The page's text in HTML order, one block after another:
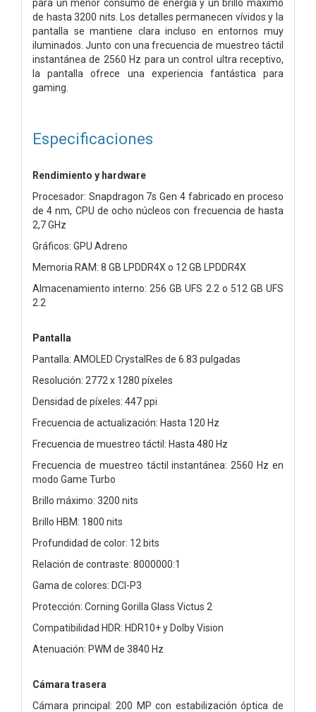
para un menor consumo de energía y un brillo máximo
de hasta 3200 nits. Los detalles permanecen vívidos y la
pantalla se mantiene clara incluso en entornos muy
iluminados. Junto con una frecuencia de muestreo táctil
instantánea de 2560 Hz para un control ultra receptivo,
la pantalla ofrece una experiencia fantástica para
gaming.
Especificaciones
Rendimiento y hardware
Procesador: Snapdragon 7s Gen 4 fabricado en proceso
de 4 nm, CPU de ocho núcleos con frecuencia de hasta
2,7 GHz
Gráficos: GPU Adreno
Memoria RAM: 8 GB LPDDR4X o 12 GB LPDDR4X
Almacenamiento interno: 256 GB UFS 2.2 o 512 GB UFS
2.2
Pantalla
Pantalla: AMOLED CrystalRes de 6.83 pulgadas
Resolución: 2772 x 1280 píxeles
Densidad de píxeles: 447 ppi
Frecuencia de actualización: Hasta 120 Hz
Frecuencia de muestreo táctil: Hasta 480 Hz
Frecuencia de muestreo táctil instantánea: 2560 Hz en
modo Game Turbo
Brillo máximo: 3200 nits
Brillo HBM: 1800 nits
Profundidad de color: 12 bits
Relación de contraste: 8000000:1
Gama de colores: DCI-P3
Protección: Corning Gorilla Glass Victus 2
Compatibilidad HDR: HDR10+ y Dolby Vision
Atenuación: PWM de 3840 Hz
Cámara trasera
Cámara principal: 200 MP con estabilización óptica de